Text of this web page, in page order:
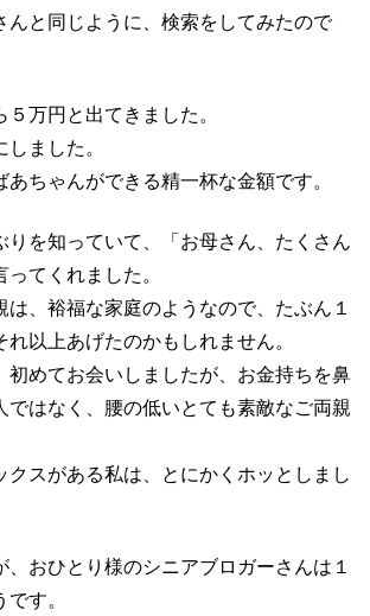
んと同じように、検索をしてみたので
万円と出てきました。
ました。
ちゃんができる精一杯な金額です。
りを知っていて、「お母さん、たくさん
てくれました。
は、裕福な家庭のようなので、たぶん１
れ以上あげたのかもしれません。
初めてお会いしましたが、お金持ちを鼻
ではなく、腰の低いとても素敵なご両親
クスがある私は、とにかくホッとしまし
、おひとり様のシニアブロガーさんは１
す。